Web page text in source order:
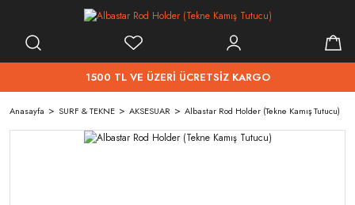
1500 TL VE ÜZERİ ÜCRETSİZ KARGO
Anasayfa SURF & TEKNE AKSESUAR Albastar Rod Holder (Tekne Kamış Tutucu)